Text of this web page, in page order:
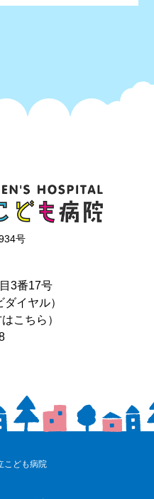
号
3番17号
ダイヤル）
こちら）
こども病院